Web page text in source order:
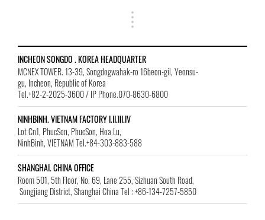
INCHEON SONGDO . KOREA HEADQUARTER
MCNEX TOWER. 13-39, Songdogwahak-ro 16beon-gil, Yeonsu-
gu, Incheon, Republic of Korea
Tel.+82-2-2025-3600 / IP Phone.070-8630-6800
NINHBINH. VIETNAM FACTORY I.II.III.IV
Lot Cn1, PhucSon, PhucSon, Hoa Lu,
NinhBinh, VIETNAM Tel.+84-303-883-588
SHANGHAI. CHINA OFFICE
Room 501, 5th Floor, No. 69, Lane 255, Sizhuan South Road,
Songjiang District, Shanghai China Tel : +86-134-7257-5850